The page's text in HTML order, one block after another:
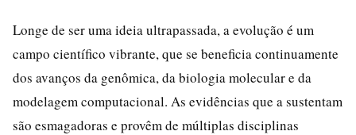
Longe de ser uma ideia ultrapassada, a evolução é um
campo científico vibrante, que se beneficia continuamente
dos avanços da genômica, da biologia molecular e da
modelagem computacional. As evidências que a sustentam
são esmagadoras e provêm de múltiplas disciplinas